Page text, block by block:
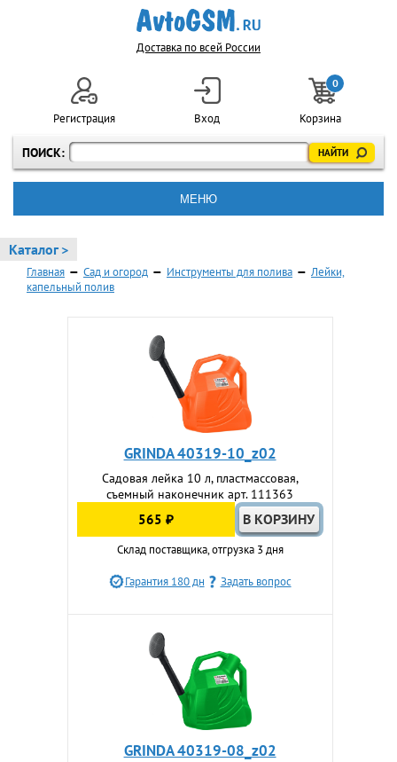
Доставка по всей России
ПОИСК:
Регистрация Вход
0
Корзина
МЕНЮ
Каталог >
Главная — Сад и огород — Инструменты для полива — Лейки,
капельный полив
GRINDA 40319-10_z02
Садовая лейка 10 л, пластмассовая,
съемный наконечник арт. 111363
565 ₽
Склад поставщика, отгрузка 3 дня
Гарантия 180 дн Задать вопрос
GRINDA 40319-08_z02